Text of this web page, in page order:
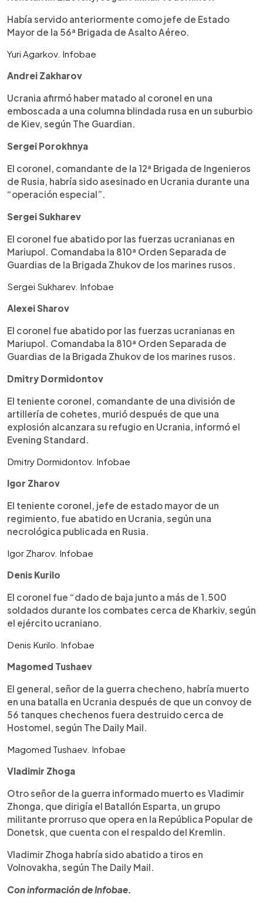
Había servido anteriormente como jefe de Estado
Mayor de la 56ª Brigada de Asalto Aéreo.
Yuri Agarkov. Infobae
Andrei Zakharov
Ucrania afirmó haber matado al coronel en una
emboscada a una columna blindada rusa en un suburbio
de Kiev, según The Guardian.
Sergei Porokhnya
El coronel, comandante de la 12ª Brigada de Ingenieros
de Rusia, habría sido asesinado en Ucrania durante una
“operación especial”.
Sergei Sukharev
El coronel fue abatido por las fuerzas ucranianas en
Mariupol. Comandaba la 810ª Orden Separada de
Guardias de la Brigada Zhukov de los marines rusos.
Sergei Sukharev. Infobae
Alexei Sharov
El coronel fue abatido por las fuerzas ucranianas en
Mariupol. Comandaba la 810ª Orden Separada de
Guardias de la Brigada Zhukov de los marines rusos.
Dmitry Dormidontov
El teniente coronel, comandante de una división de
artillería de cohetes, murió después de que una
explosión alcanzara su refugio en Ucrania, informó el
Evening Standard.
Dmitry Dormidontov. Infobae
Igor Zharov
El teniente coronel, jefe de estado mayor de un
regimiento, fue abatido en Ucrania, según una
necrológica publicada en Rusia.
Igor Zharov. Infobae
Denis Kurilo
El coronel fue “dado de baja junto a más de 1.500
soldados durante los combates cerca de Kharkiv, según
el ejército ucraniano.
Denis Kurilo. Infobae
Magomed Tushaev
El general, señor de la guerra checheno, habría muerto
en una batalla en Ucrania después de que un convoy de
56 tanques chechenos fuera destruido cerca de
Hostomel, según The Daily Mail.
Magomed Tushaev. Infobae
Vladimir Zhoga
Otro señor de la guerra informado muerto es Vladimir
Zhonga, que dirigía el Batallón Esparta, un grupo
militante prorruso que opera en la República Popular de
Donetsk, que cuenta con el respaldo del Kremlin.
Vladimir Zhoga habría sido abatido a tiros en
Volnovakha, según The Daily Mail.
Con información de Infobae.